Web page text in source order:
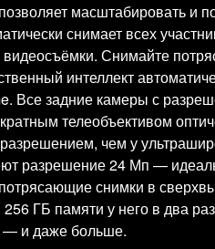
масштабировать и
снимает всех
Снимайте
интеллект
Все задние камеры с
телеобъективом
чем у
разрешение 24 Мп —
снимки в
ГБ памяти у него в два
— и даже больше.